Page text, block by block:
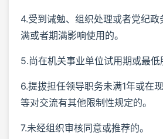
4.受到诫勉、组织处理或者党纪
满或者期满影响使用的。
5.尚在机关事业单位试用期或最低
6.提拔担任领导职务未满1年或在
等对交流有其他限制性规定的。
7.未经组织审核同意或推荐的。